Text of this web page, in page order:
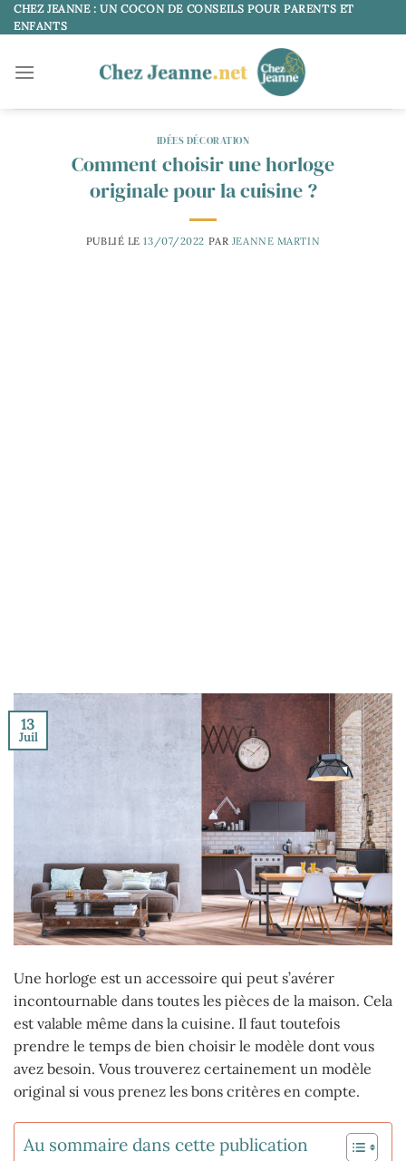
Passer
au
CHEZ JEANNE : UN COCON DE CONSEILS POUR PARENTS ET
ENFANTS
IDÉES DÉCORATION
Comment choisir une horloge
originale pour la cuisine ?
PUBLIÉ LE13/07/2022 PAR JEANNE MARTIN
13
Juil
Une horloge est un accessoire qui peut s’avérer
incontournable dans toutes les pièces de la maison. Cela
est valable même dans la cuisine. Il faut toutefois
prendre le temps de bien choisir le modèle dont vous
avez besoin. Vous trouverez certainement un modèle
original si vous prenez les bons critères en compte.
Au sommaire dans cette publication